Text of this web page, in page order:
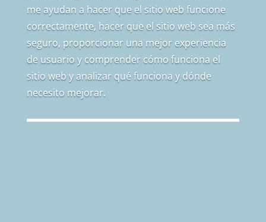
me ayudan a hacer que el sitio web funcione
correctamente, hacer que el sitio web sea más
seguro, proporcionar una mejor experiencia
de usuario y comprender cómo funciona el
sitio web y analizar qué funciona y dónde
necesito mejorar.